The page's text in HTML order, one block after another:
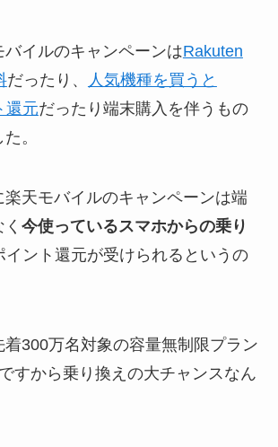
イルのキャンペーンはRakuten
だったり、
人気機種を買うと
還元だったり端末購入を伴うもの
。
楽天モバイルのキャンペーンは端
今使っているスマホからの乗り
イント還元が受けられるというの
着300万名対象の容量無制限プラン
ですから乗り換えの大チャンスなん